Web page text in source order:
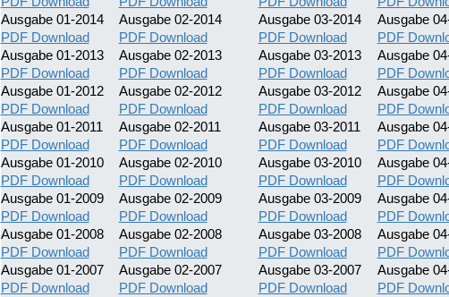
Ausgabe 01-2014
PDF Download
Ausgabe 02-2014
PDF Download
Ausgabe 03-2014
PDF Download
Ausgabe
PDF
Ausgabe 01-2013
PDF Download
Ausgabe 02-2013
PDF Download
Ausgabe 03-2013
PDF Download
Ausgabe
PDF
Ausgabe 01-2012
PDF Download
Ausgabe 02-2012
PDF Download
Ausgabe 03-2012
PDF Download
Ausgabe
PDF
Ausgabe 01-2011
PDF Download
Ausgabe 02-2011
PDF Download
Ausgabe 03-2011
PDF Download
Ausgabe
PDF
Ausgabe 01-2010
PDF Download
Ausgabe 02-2010
PDF Download
Ausgabe 03-2010
PDF Download
Ausgabe
PDF
Ausgabe 01-2009
PDF Download
Ausgabe 02-2009
PDF Download
Ausgabe 03-2009
PDF Download
Ausgabe
PDF
Ausgabe 01-2008
PDF Download
Ausgabe 02-2008
PDF Download
Ausgabe 03-2008
PDF Download
Ausgabe
PDF
Ausgabe 01-2007
PDF Download
Ausgabe 02-2007
PDF Download
Ausgabe 03-2007
PDF Download
Ausgabe
PDF